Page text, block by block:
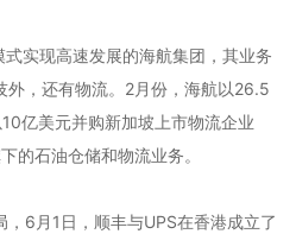
现高速发展的海航集团，其业务
外，还有物流。2月份，海航以26.5
亿美元并购新加坡上市物流企业
的石油仓储和物流业务。
6月1日，顺丰与UPS在香港成立了